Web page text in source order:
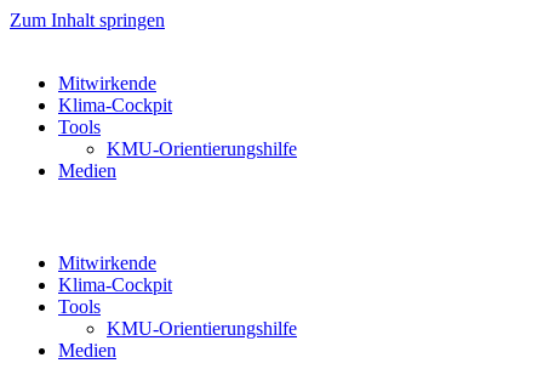
Zum Inhalt springen
Mitwirkende
Klima-Cockpit
Tools
KMU-Orientierungshilfe
Medien
Mitwirkende
Klima-Cockpit
Tools
KMU-Orientierungshilfe
Medien